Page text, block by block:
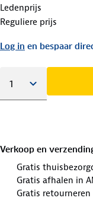
Ledenprijs
Reguliere prijs
Log in en bespaar
Verkoop en
Gratis
Gratis afhalen in
Gratis